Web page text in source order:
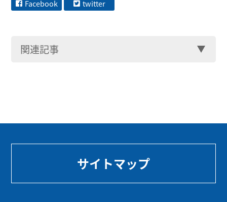
Facebook twitter
関連記事
サイトマップ